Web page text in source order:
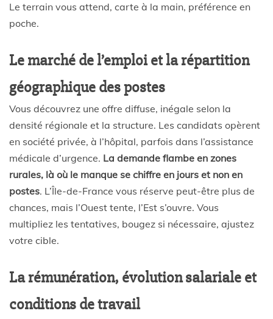
Le terrain vous attend, carte à la main, préférence en
poche.
Le marché de l’emploi et la répartition
géographique des postes
Vous découvrez une offre diffuse, inégale selon la
densité régionale et la structure. Les candidats opèrent
en société privée, à l’hôpital, parfois dans l’assistance
médicale d’urgence. La demande flambe en zones
rurales, là où le manque se chiffre en jours et non en
postes. L’Île-de-France vous réserve peut-être plus de
chances, mais l’Ouest tente, l’Est s’ouvre. Vous
multipliez les tentatives, bougez si nécessaire, ajustez
votre cible.
La rémunération, évolution salariale et
conditions de travail